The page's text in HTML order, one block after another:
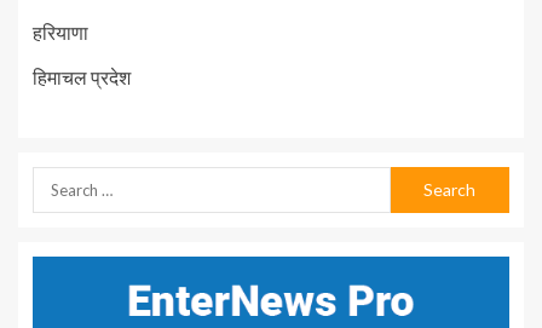
हरियाणा
हिमाचल प्रदेश